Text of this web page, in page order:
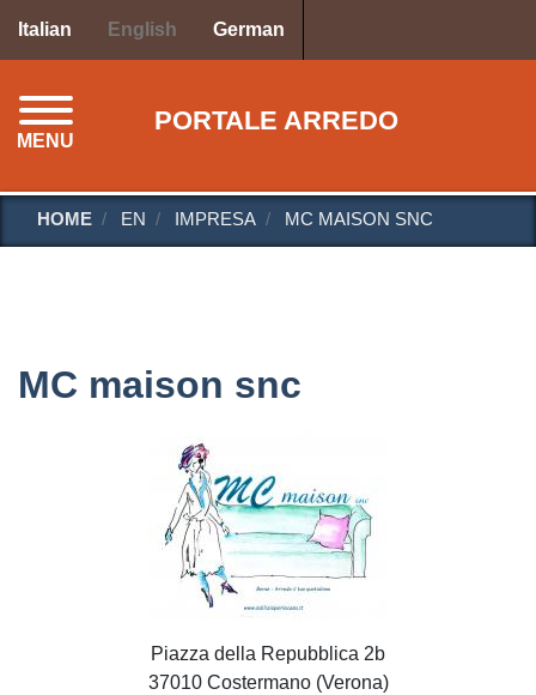
Italian English German
PORTALE ARREDO
MENU
HOME EN IMPRESA MC MAISON SNC
MC maison snc
Piazza della Repubblica 2b
37010 Costermano (Verona)